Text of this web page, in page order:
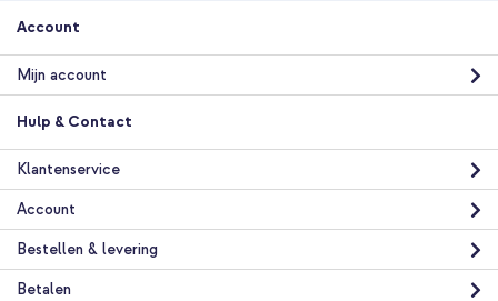
Account
Mijn account
Hulp & Contact
Klantenservice
Account
Bestellen & levering
Betalen